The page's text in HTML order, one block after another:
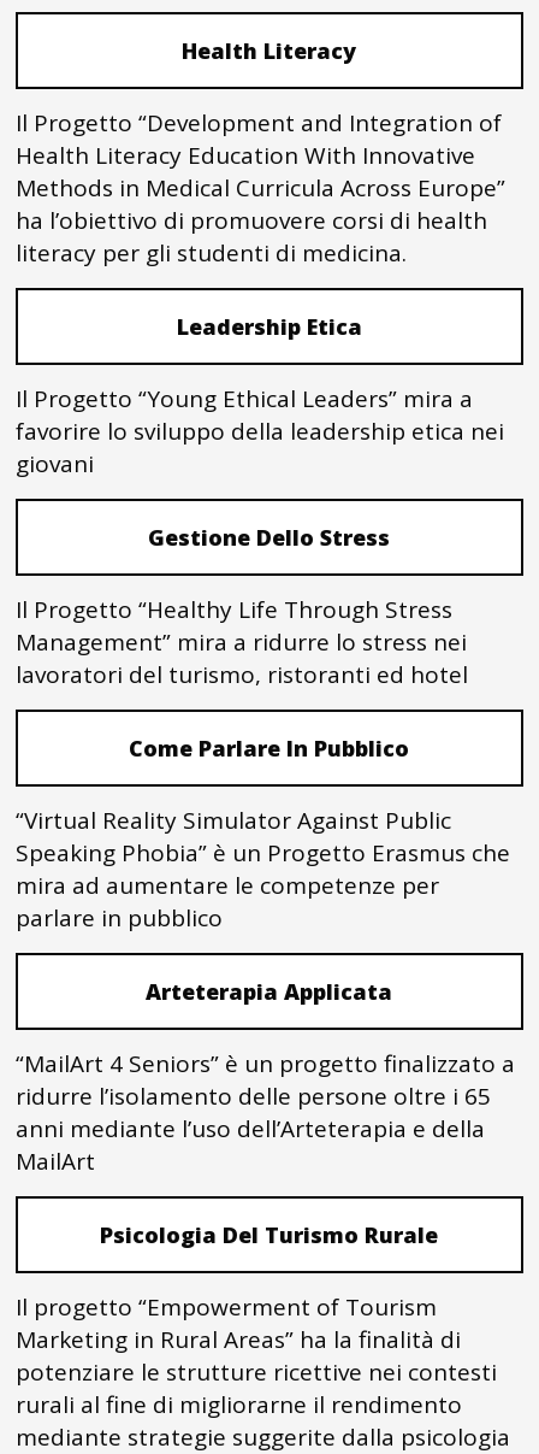
Health Literacy
Il Progetto “Development and Integration of
Health Literacy Education With Innovative
Methods in Medical Curricula Across Europe”
ha l’obiettivo di promuovere corsi di health
literacy per gli studenti di medicina.
Leadership Etica
Il Progetto “Young Ethical Leaders” mira a
favorire lo sviluppo della leadership etica nei
giovani
Gestione Dello Stress
Il Progetto “Healthy Life Through Stress
Management” mira a ridurre lo stress nei
lavoratori del turismo, ristoranti ed hotel
Come Parlare In Pubblico
“Virtual Reality Simulator Against Public
Speaking Phobia” è un Progetto Erasmus che
mira ad aumentare le competenze per
parlare in pubblico
Arteterapia Applicata
“MailArt 4 Seniors” è un progetto finalizzato a
ridurre l’isolamento delle persone oltre i 65
anni mediante l’uso dell’Arteterapia e della
MailArt
Psicologia Del Turismo Rurale
Il progetto “Empowerment of Tourism
Marketing in Rural Areas” ha la finalità di
potenziare le strutture ricettive nei contesti
rurali al fine di migliorarne il rendimento
mediante strategie suggerite dalla psicologia